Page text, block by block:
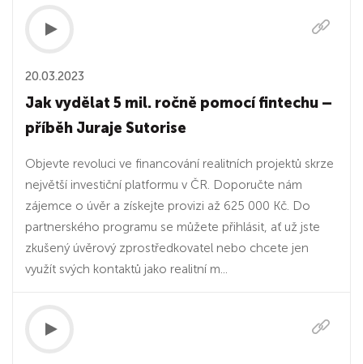
20.03.2023
Jak vydělat 5 mil. ročně pomocí fintechu –
příběh Juraje Sutorise
Objevte revoluci ve financování realitních projektů skrze
největší investiční platformu v ČR. Doporučte nám
zájemce o úvěr a získejte provizi až 625 000 Kč. Do
partnerského programu se můžete přihlásit, ať už jste
zkušený úvěrový zprostředkovatel nebo chcete jen
využít svých kontaktů jako realitní m...